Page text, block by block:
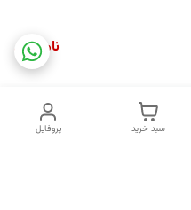
ناموجود
پروفایل سبد خرید